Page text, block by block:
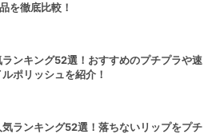
を徹底比較！
ンキング52選！おすすめのプチプラや速
ポリッシュを紹介！
ランキング52選！落ちないリップをプチ